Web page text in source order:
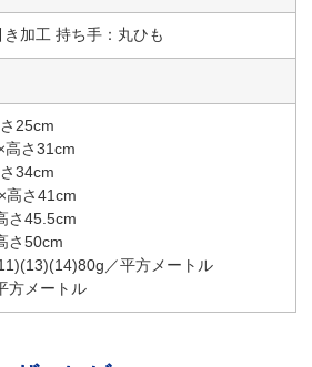
加工 持ち手：丸ひも
25cm
高さ31cm
34cm
高さ41cm
さ45.5cm
さ50cm
／平方メートル
方メートル